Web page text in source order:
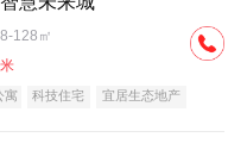
128㎡
寓 科技住宅
宜居生态地产